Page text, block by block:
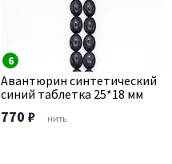
6
Авантюрин синтетический
синий таблетка 25*18 мм
770 ₽ нить